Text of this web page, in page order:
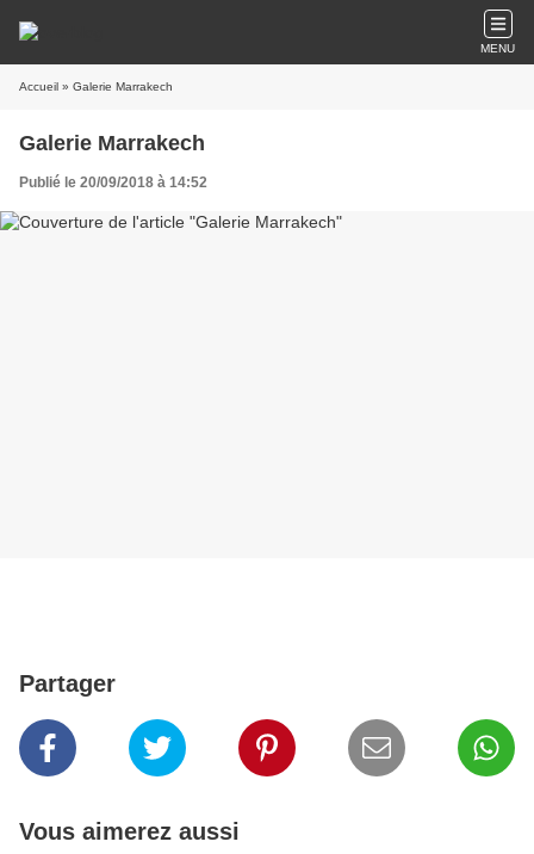
MENU
Accueil » Galerie Marrakech
Galerie Marrakech
Publié le 20/09/2018 à 14:52
Partager
Vous aimerez aussi